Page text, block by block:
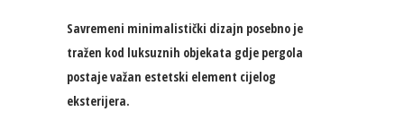
Savremeni minimalistički dizajn posebno je
tražen kod luksuznih objekata gdje pergola
postaje važan estetski element cijelog
eksterijera.